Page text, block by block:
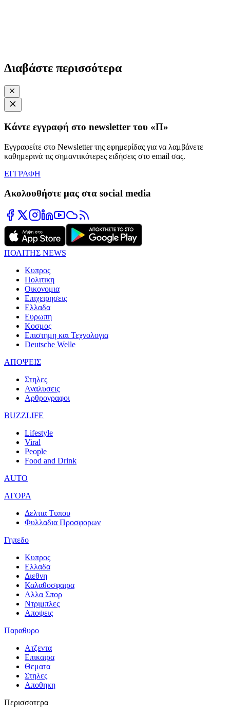
Διαβάστε περισσότερα
Κάντε εγγραφή στο newsletter του «Π»
Εγγραφείτε στο Newsletter της εφημερίδας για να λαμβάνετε
καθημερινά τις σημαντικότερες ειδήσεις στο email σας.
ΕΓΓΡΑΦΗ
Ακολουθήστε μας στα social media
ΠΟΛΙΤΗΣ NEWS
Κυπρος
Πολιτικη
Οικονομια
Επιχειρησεις
Ελλαδα
Ευρωπη
Κοσμος
Επιστημη και Τεχνολογια
Deutsche Welle
ΑΠΟΨΕΙΣ
Στηλες
Αναλυσεις
Αρθρογραφοι
BUZZLIFE
Lifestyle
Viral
People
Food and Drink
AUTO
ΑΓΟΡΑ
Δελτια Τυπου
Φυλλαδια Προσφορων
Γηπεδο
Κυπρος
Ελλαδα
Διεθνη
Καλαθοσφαιρα
Αλλα Σπορ
Ντριμπλες
Αποψεις
Παραθυρο
Ατζεντα
Επικαιρα
Θεματα
Στηλες
Αποθηκη
Περισσοτερα